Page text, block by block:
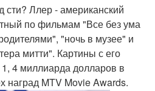
Ллер - американский
по фильмам "Все без ума
"ночь в музее" и
митти". Картины с его
4 миллиарда долларов в
наград MTV Movie Awards.